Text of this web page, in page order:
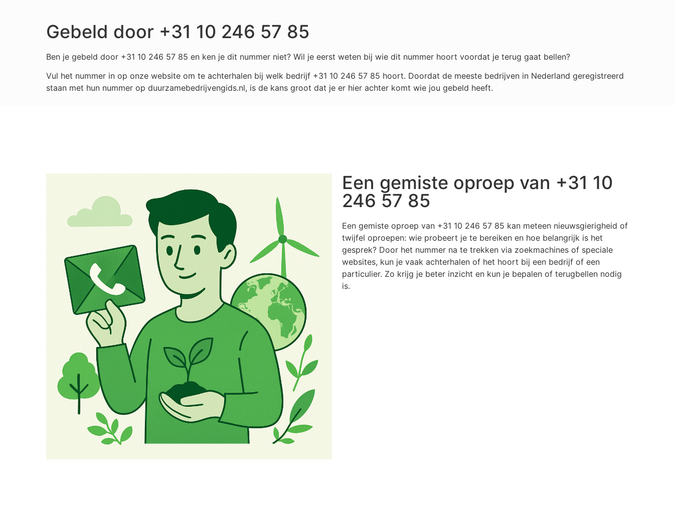
Gebeld door +31 10 246 57 85
Ben je gebeld door +31 10 246 57 85 en ken je dit nummer niet? Wil je eerst weten bij wie dit nummer hoort voordat je terug gaat bellen?
Vul het nummer in op onze website om te achterhalen bij welk bedrijf +31 10 246 57 85 hoort. Doordat de meeste bedrijven in Nederland geregistreerd
staan met hun nummer op duurzamebedrijvengids.nl, is de kans groot dat je er hier achter komt wie jou gebeld heeft.
Een gemiste oproep van +31 10
246 57 85
Een gemiste oproep van +31 10 246 57 85 kan meteen nieuwsgierigheid of
twijfel oproepen: wie probeert je te bereiken en hoe belangrijk is het
gesprek? Door het nummer na te trekken via zoekmachines of speciale
websites, kun je vaak achterhalen of het hoort bij een bedrijf of een
particulier. Zo krijg je beter inzicht en kun je bepalen of terugbellen nodig
is.